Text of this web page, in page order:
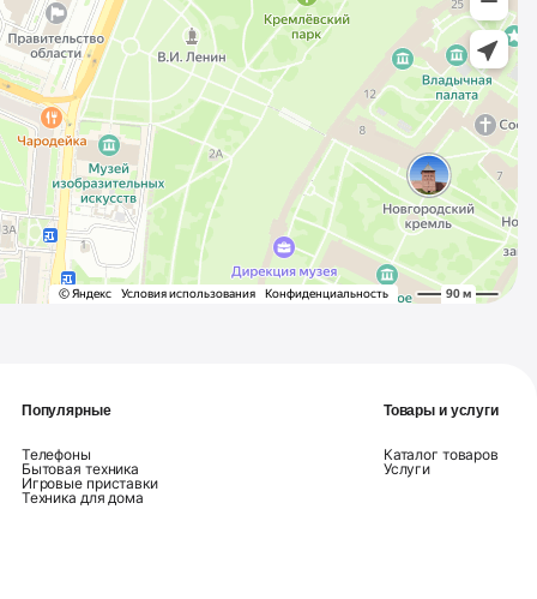
Популярные
Телефоны
Бытовая техника
Игровые приставки
Техника для дома
Товары и услуги
Каталог товаров
Услуги